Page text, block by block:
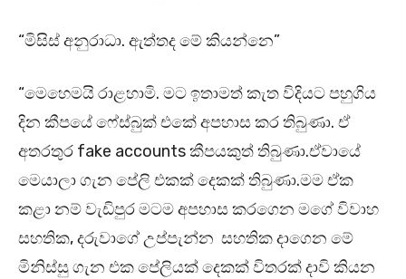
“මිසිස් අනුරාධා. ඇත්තද මේ කියන්නෙ”
“මෙහෙමයි රාළහාමි. මට ඉතාමත් කැත විදියට පහුගිය
දින කීපයේ ෆේස්බුක් එකේ අපහාස කර තිබුණා. ඒ
අතරතුර fake accounts කීපයකුත් තිබුණා.ඒවායේ
මෙයාලා ගැන පේලි එකක් දෙකක් තිබුණා.මම ඒක
කළා නම් වැඩිපුර මටම අපහාස කරගෙන මගේ විවාහ
සහතික, දරුවාගේ උප්පැන්න සහතික දාගෙන මේ
මිනිස්සු ගැන එක පේලියක් දෙකක් විතරක් දාවි කියන